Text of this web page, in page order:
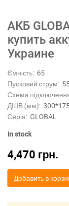
АКБ
купить
Украине
Ємність: 65
Пусковий струм:
Схема
ДШВ (мм):
Серія: GLOBAL
In stock
4,470 грн.
Добавить в